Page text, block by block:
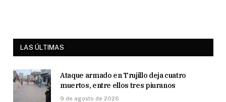
LAS ÚLTIMAS
Ataque armado en Trujillo deja cuatro
muertos, entre ellos tres piuranos
9 de agosto de 2026